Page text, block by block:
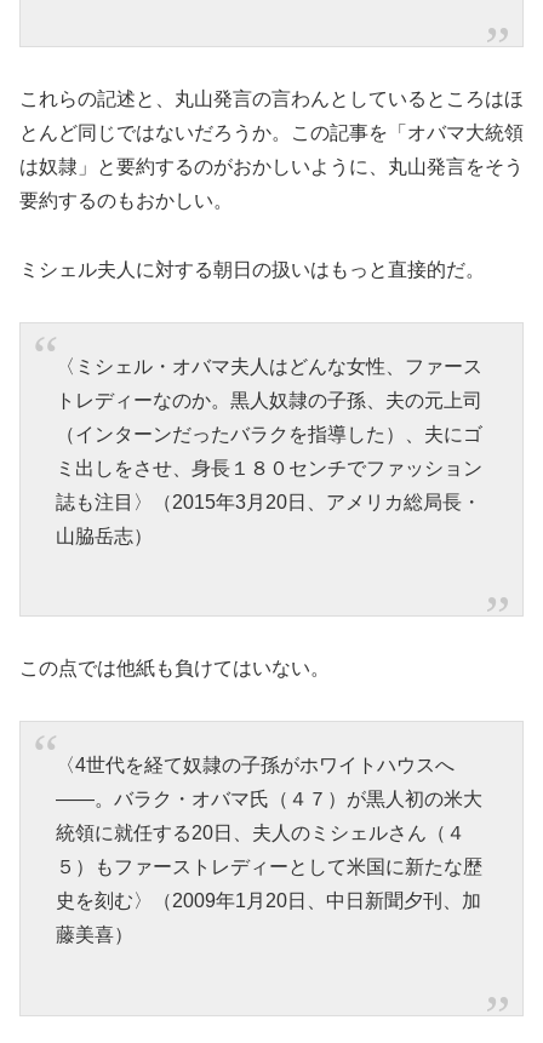
これらの記述と、丸山発言の言わんとしているところはほ
とんど同じではないだろうか。この記事を「オバマ大統領
は奴隷」と要約するのがおかしいように、丸山発言をそう
要約するのもおかしい。
ミシェル夫人に対する朝日の扱いはもっと直接的だ。
〈ミシェル・オバマ夫人はどんな女性、ファース
トレディーなのか。黒人奴隷の子孫、夫の元上司
（インターンだったバラクを指導した）、夫にゴ
ミ出しをさせ、身長１８０センチでファッション
誌も注目〉（2015年3月20日、アメリカ総局長・
山脇岳志）
この点では他紙も負けてはいない。
〈4世代を経て奴隷の子孫がホワイトハウスへ
――。バラク・オバマ氏（４７）が黒人初の米大
統領に就任する20日、夫人のミシェルさん（４
５）もファーストレディーとして米国に新たな歴
史を刻む〉（2009年1月20日、中日新聞夕刊、加
藤美喜）